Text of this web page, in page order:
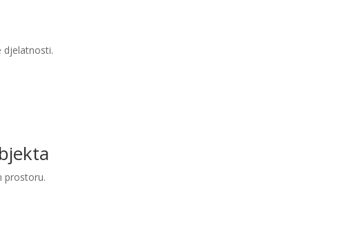
djelatnosti.
prostoru.